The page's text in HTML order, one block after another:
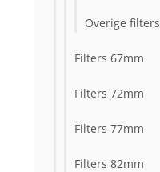
Overige filters
Filters 67mm
Filters 72mm
Filters 77mm
Filters 82mm